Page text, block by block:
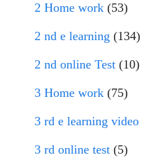
2 Home work (53)
2 nd e learning (134)
2 nd online Test (10)
3 Home work (75)
3 rd e learning video
3 rd online test (5)